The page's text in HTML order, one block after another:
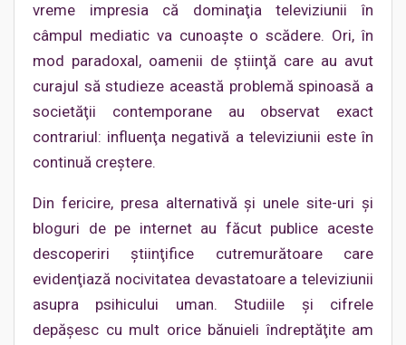
vreme impresia că dominaţia televiziunii în
câmpul mediatic va cunoaşte o scădere. Ori, în
mod paradoxal, oamenii de ştiinţă care au avut
curajul să studieze această problemă spinoasă a
societăţii contemporane au observat exact
contrariul: influenţa negativă a televiziunii este în
continuă creştere.
Din fericire, presa alternativă şi unele site-uri şi
bloguri de pe internet au făcut publice aceste
descoperiri ştiinţifice cutremurătoare care
evidenţiază nocivitatea devastatoare a televiziunii
asupra psihicului uman. Studiile şi cifrele
depăşesc cu mult orice bănuieli îndreptăţite am